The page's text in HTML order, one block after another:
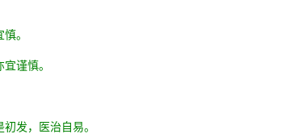
。
谨慎。
发，医治自易。